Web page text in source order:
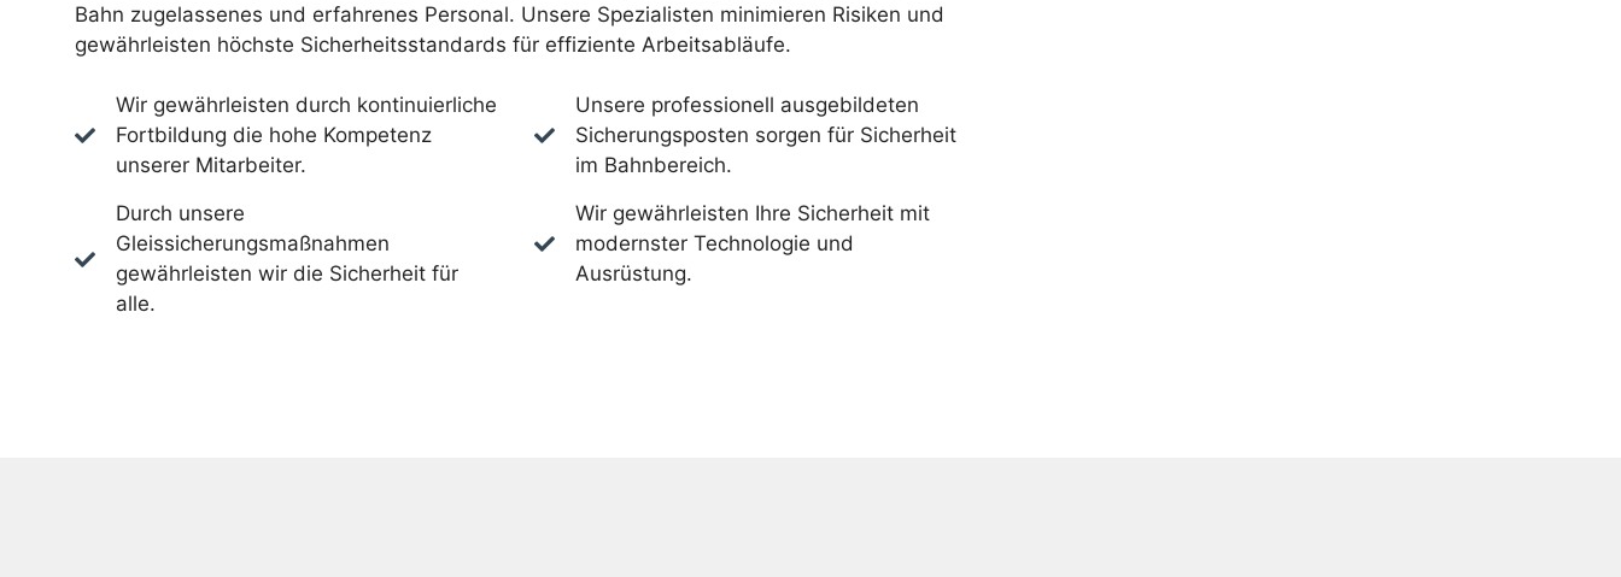
Bahn zugelassenes und erfahrenes Personal. Unsere Spezialisten minimieren Risiken und
gewährleisten höchste Sicherheitsstandards für effiziente Arbeitsabläufe.
Wir gewährleisten durch kontinuierliche
Fortbildung die hohe Kompetenz
unserer Mitarbeiter.
Durch unsere
Gleissicherungsmaßnahmen
gewährleisten wir die Sicherheit für
alle.
Unsere professionell ausgebildeten
Sicherungsposten sorgen für Sicherheit
im Bahnbereich.
Wir gewährleisten Ihre Sicherheit mit
modernster Technologie und
Ausrüstung.